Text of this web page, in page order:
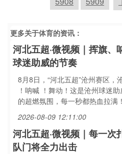
更多关于体育的资讯：
河北五超·微视频｜挥旗、
球迷助威的节奏
8月8日，“河北五超”沧州赛区，
！呐喊 ！舞动！这是沧州球迷
的超燃氛围，每一秒都热血拉满！
2026-08-09 12:11:00
河北五超·微视频｜每一次
队门将全力出击